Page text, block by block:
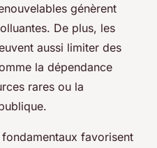
génèrent
De plus, les
aussi limiter des
la dépendance
rares ou la
favorisent